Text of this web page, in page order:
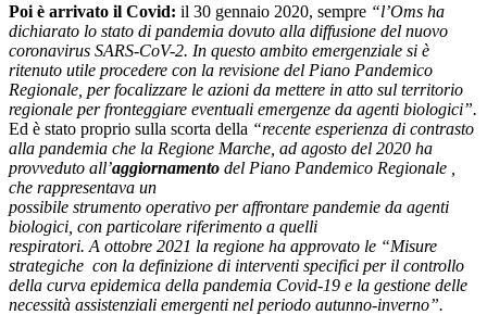
Poi è arrivato il Covid: il 30 gennaio 2020, sempre “l’Oms ha
dichiarato lo stato di pandemia dovuto alla diffusione del nuovo
coronavirus SARS-CoV-2. In questo ambito emergenziale si è
ritenuto utile procedere con la revisione del Piano Pandemico
Regionale, per focalizzare le azioni da mettere in atto sul territorio
regionale per fronteggiare eventuali emergenze da agenti biologici”.
Ed è stato proprio sulla scorta della “recente esperienza di contrasto
alla pandemia che la Regione Marche, ad agosto del 2020 ha
provveduto all’aggiornamento del Piano Pandemico Regionale ,
che rappresentava un
possibile strumento operativo per affrontare pandemie da agenti
biologici, con particolare riferimento a quelli
respiratori. A ottobre 2021 la regione ha approvato le “Misure
strategiche con la definizione di interventi specifici per il controllo
della curva epidemica della pandemia Covid-19 e la gestione delle
necessità assistenziali emergenti nel periodo autunno-inverno”.